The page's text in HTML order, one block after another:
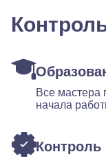
Все мастера
начала
Контроль